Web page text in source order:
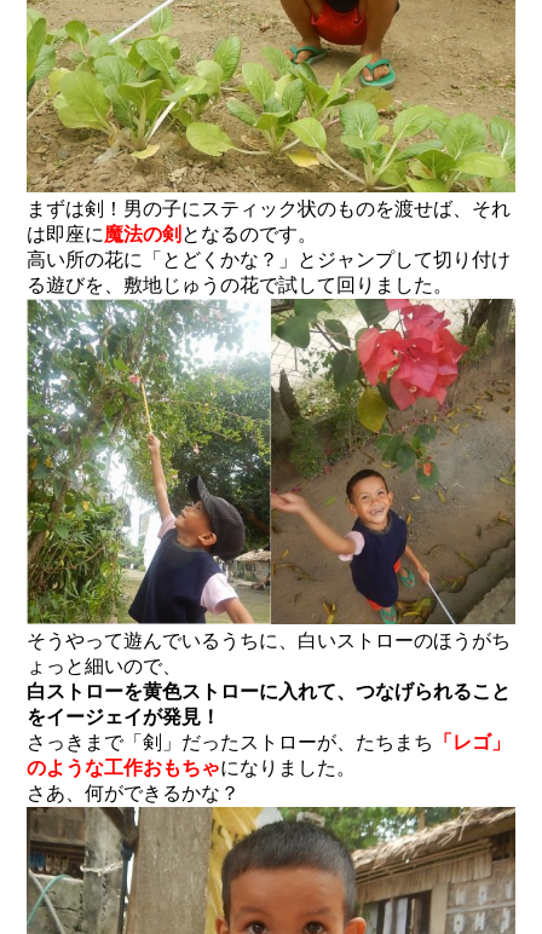
まずは剣！男の子にスティック状のものを渡せば、それ
は即座に魔法の剣 となるのです。
高い所の花に「とどくかな？」とジャンプして切り付け
る遊びを、敷地じゅうの花で試して回りました。
そうやって遊んでいるうちに、白いストローのほうがち
ょっと細いので、
白ストローを黄色ストローに入れて、つなげられること
をイージェイが発見！
さっきまで「剣」だったストローが、たちまち
「レゴ」
のような工作おもちゃになりました。
さあ、何ができるかな？